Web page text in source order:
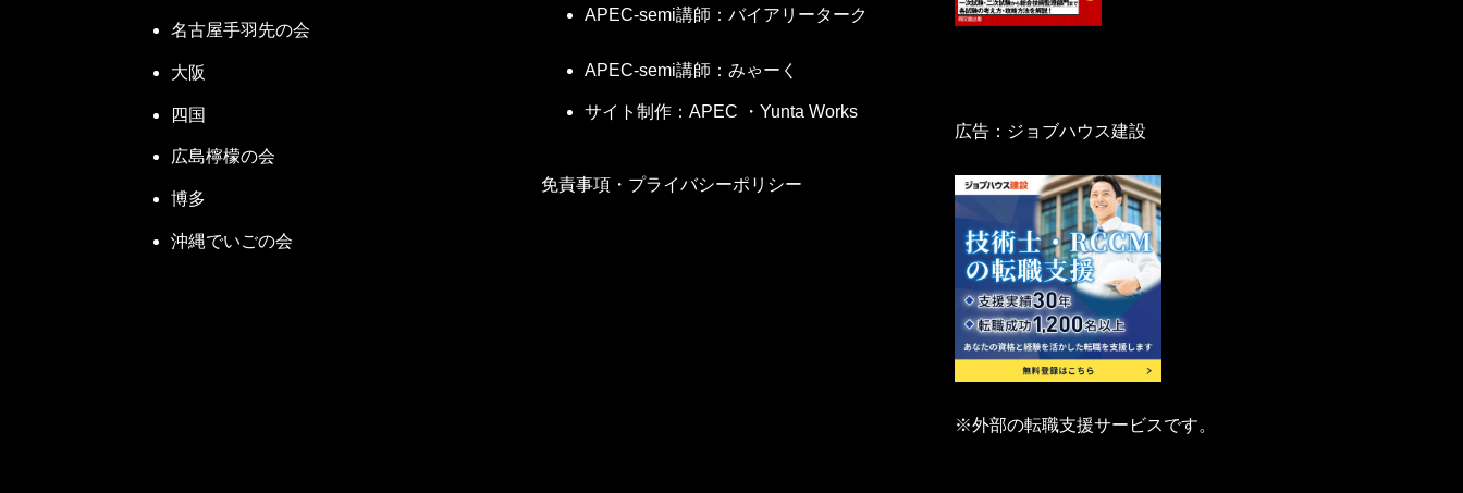
名古屋手羽先の会
大阪
四国
広島檸檬の会
博多
沖縄でいごの会
APEC-semi講師：バイアリーターク
APEC-semi講師：みゃーく
サイト制作：APEC ・Yunta Works
免責事項・プライバシーポリシー
広告：ジョブハウス建設
※外部の転職支援サービスです。